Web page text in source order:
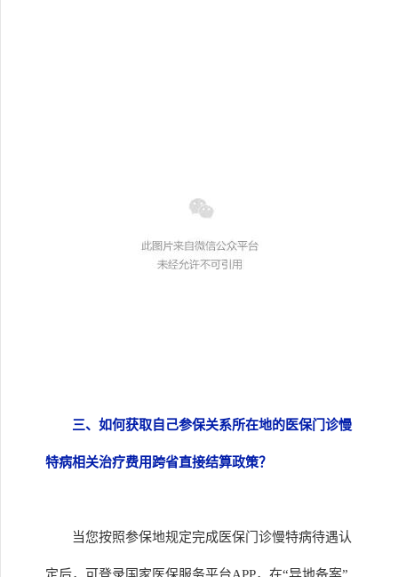
三、如何获取自己参保关系所在地的医保门诊慢
特病相关治疗费用跨省直接结算政策？
当您按照参保地规定完成医保门诊慢特病待遇认